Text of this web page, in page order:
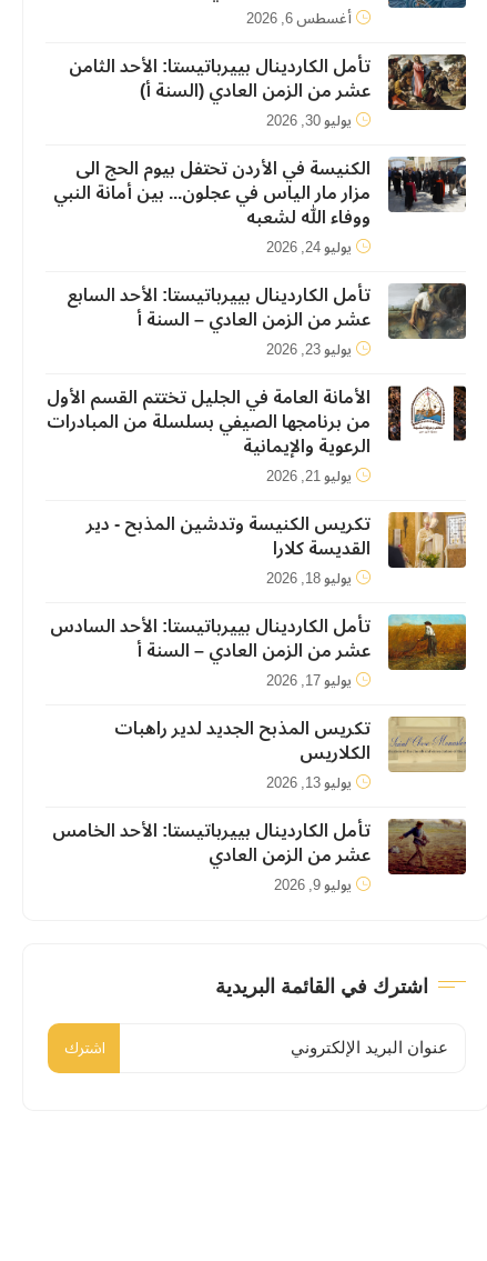
أغسطس 6, 2026
تأمل الكاردينال بييرباتيستا: الأحد الثامن
عشر من الزمن العادي (السنة أ)
يوليو 30, 2026
الكنيسة في الأردن تحتفل بيوم الحج الى
مزار مار الياس في عجلون... بين أمانة النبي
ووفاء الله لشعبه
يوليو 24, 2026
تأمل الكاردينال بييرباتيستا: الأحد السابع
عشر من الزمن العادي – السنة أ
يوليو 23, 2026
الأمانة العامة في الجليل تختتم القسم الأول
من برنامجها الصيفي بسلسلة من المبادرات
الرعوية والإيمانية
يوليو 21, 2026
تكريس الكنيسة وتدشين المذبح - دير
القديسة كلارا
يوليو 18, 2026
تأمل الكاردينال بييرباتيستا: الأحد السادس
عشر من الزمن العادي – السنة أ
يوليو 17, 2026
تكريس المذبح الجديد لدير راهبات
الكلاريس
يوليو 13, 2026
تأمل الكاردينال بييرباتيستا: الأحد الخامس
عشر من الزمن العادي
يوليو 9, 2026
اشترك في القائمة البريدية
اشترك